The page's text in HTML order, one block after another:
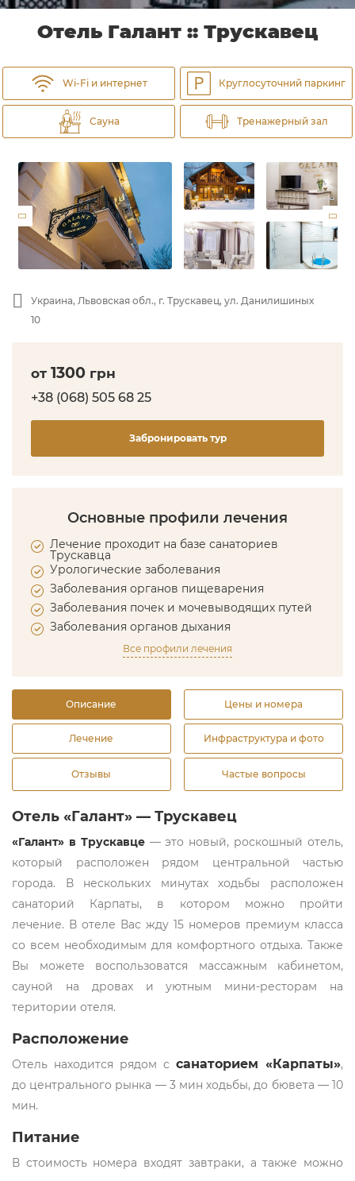
Отель Галант :: Трускавец
Wi-Fi и интернет Круглосуточний паркинг
Сауна Тренажерный зал
Описание Цены и номера
Лечение Инфраструктура и фото
Отзывы Частые вопросы
Отель «Галант» — Трускавец
«Галант» в Трускавце— это новый, роскошный отель,
который расположен рядом центральной частью
города. В нескольких минутах ходьбы расположен
санаторий Карпаты, в котором можно пройти
лечение. В отеле Вас жду 15 номеров премиум класса
со всем необходимым для комфортного отдыха. Также
Вы можете воспользоватся массажным кабинетом,
сауной на дровах и уютным мини-ресторам на
територии отеля.
Расположение
Отель находится рядом с санаторием «Карпаты»,
до центрального рынка — 3 мин ходьбы, до бювета — 10
мин.
Питание
В стоимость номера входят завтраки, а также можно
Украина, Львовская обл., г. Трускавец, ул. Данилишиных
10
от 1300 грн
+38 (068) 505 68 25
Забронировать тур
Основные профили лечения
Лечение проходит на базе санаториев
Трускавца
Урологические заболевания
Заболевания органов пищеварения
Заболевания почек и мочевыводящих путей
Заболевания органов дыхания
Все профили лечения